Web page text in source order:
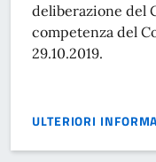
deliberazione del
competenza del
29.10.2019.
ULTERIORI
PATI - VARIANTE}